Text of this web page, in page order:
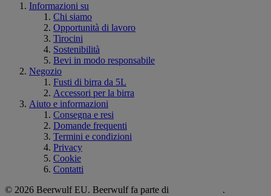
Informazioni su
Chi siamo
Opportunità di lavoro
Tirocini
Sostenibilità
Bevi in modo responsabile
Negozio
Fusti di birra da 5L
Accessori per la birra
Aiuto e informazioni
Consegna e resi
Domande frequenti
Termini e condizioni
Privacy
Cookie
Contatti
© 2026 Beerwulf EU. Beerwulf fa parte di
.